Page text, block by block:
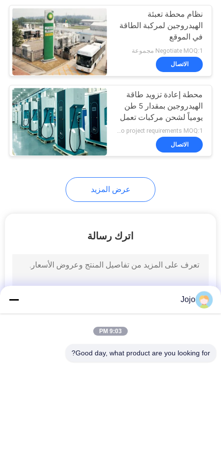
نظام محطة تعبئة
الهيدروجين لمركبة الطاقة
في الموقع
Negotiate MOQ:1 مجموعة
الاتصال
محطة إعادة تزويد طاقة
الهيدروجين بمقدار 5 طن
يومياً لشحن مركبات تعمل
بخلايا وقود الهيدروجين
according to project requirements MOQ:1 مجموعة
الاتصال
عرض المزيد
اترك رسالة
Jojo
9:03 PM
Good day, what product are you looking for?